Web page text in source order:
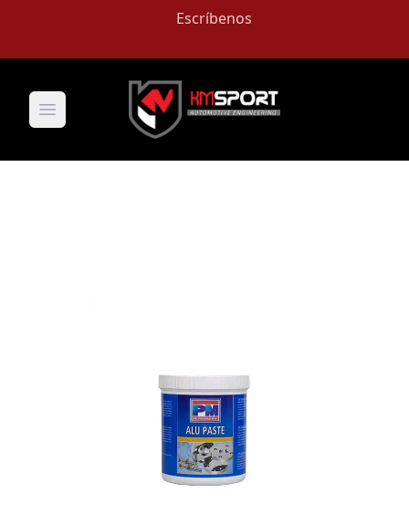
Escríbenos
Open main menu